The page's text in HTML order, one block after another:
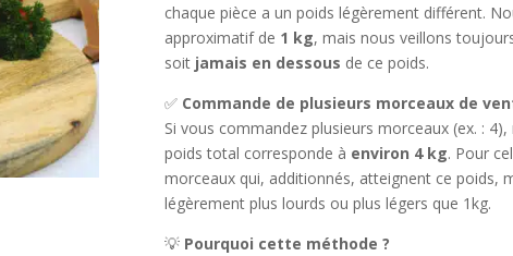
chaque pièce a un poids légèrement différent.
approximatif de 1 kg, mais nous veillons
soit jamais en dessous de ce poids.
✅ Commande de plusieurs morceaux de
Si vous commandez plusieurs morceaux (ex. :
poids total corresponde à environ 4 kg. Pour
morceaux qui, additionnés, atteignent ce poids,
légèrement plus lourds ou plus légers que 1kg.
💡 Pourquoi cette méthode ?